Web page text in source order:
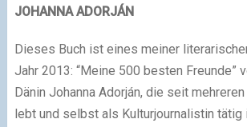
JOHANNA ADORJÁN
Dieses Buch ist eines meiner
Jahr 2013: “Meine 500 besten Freunde”
Dänin Johanna Adorján, die seit
lebt und selbst als Kulturjournalistin tätig